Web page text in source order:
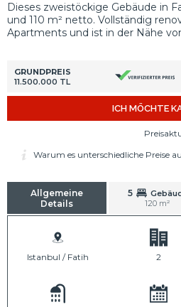
Dieses zweistöckige Gebäude in
und 110 m² netto. Vollständig
Apartments und ist in der Nähe
GRUNDPREIS
11.500.000 TL
ICH MÖCHTE
Warum es unterschiedliche Preise
Allgemeine
Details
5
120 m²
Istanbul / Fatih 2